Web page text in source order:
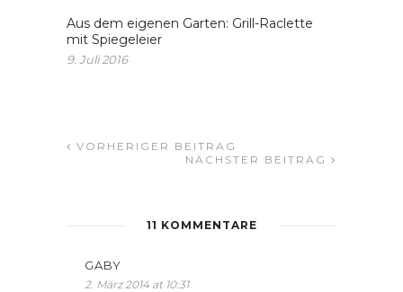
Aus dem eigenen Garten: Grill-Raclette
mit Spiegeleier
9. Juli 2016
VORHERIGER BEITRAG
NÄCHSTER BEITRAG
11 KOMMENTARE
GABY
2. März 2014 at 10:31